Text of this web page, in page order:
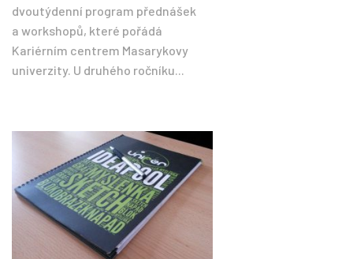
dvoutýdenní program přednášek
a workshopů, které pořádá
Kariérním centrem Masarykovy
univerzity. U druhého ročníku...